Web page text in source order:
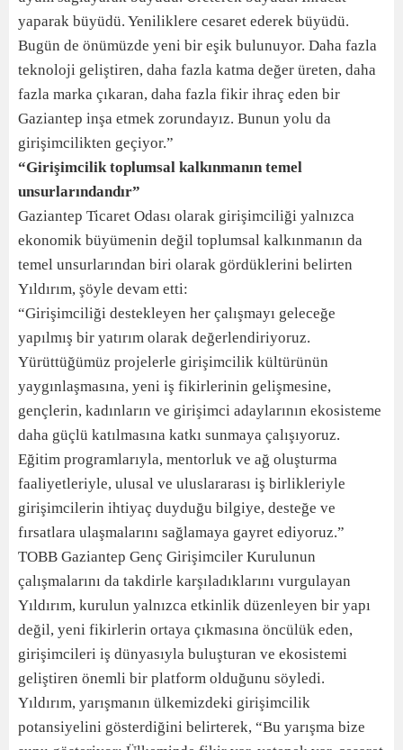
yaparak büyüdü. Yeniliklere cesaret ederek büyüdü.
Bugün de önümüzde yeni bir eşik bulunuyor. Daha fazla
teknoloji geliştiren, daha fazla katma değer üreten, daha
fazla marka çıkaran, daha fazla fikir ihraç eden bir
Gaziantep inşa etmek zorundayız. Bunun yolu da
girişimcilikten geçiyor.”
“Girişimcilik toplumsal kalkınmanın temel
unsurlarındandır”
Gaziantep Ticaret Odası olarak girişimciliği yalnızca
ekonomik büyümenin değil toplumsal kalkınmanın da
temel unsurlarından biri olarak gördüklerini belirten
Yıldırım, şöyle devam etti:
“Girişimciliği destekleyen her çalışmayı geleceğe
yapılmış bir yatırım olarak değerlendiriyoruz.
Yürüttüğümüz projelerle girişimcilik kültürünün
yaygınlaşmasına, yeni iş fikirlerinin gelişmesine,
gençlerin, kadınların ve girişimci adaylarının ekosisteme
daha güçlü katılmasına katkı sunmaya çalışıyoruz.
Eğitim programlarıyla, mentorluk ve ağ oluşturma
faaliyetleriyle, ulusal ve uluslararası iş birlikleriyle
girişimcilerin ihtiyaç duyduğu bilgiye, desteğe ve
fırsatlara ulaşmalarını sağlamaya gayret ediyoruz.”
TOBB Gaziantep Genç Girişimciler Kurulunun
çalışmalarını da takdirle karşıladıklarını vurgulayan
Yıldırım, kurulun yalnızca etkinlik düzenleyen bir yapı
değil, yeni fikirlerin ortaya çıkmasına öncülük eden,
girişimcileri iş dünyasıyla buluşturan ve ekosistemi
geliştiren önemli bir platform olduğunu söyledi.
Yıldırım, yarışmanın ülkemizdeki girişimcilik
potansiyelini gösterdiğini belirterek, “Bu yarışma bize